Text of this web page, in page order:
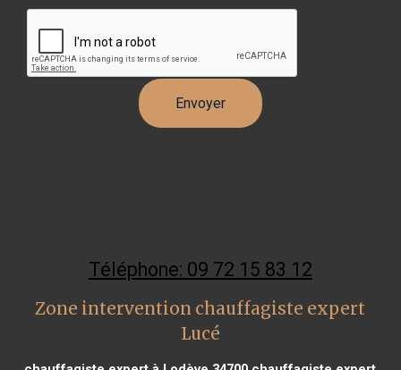
Téléphone: 09 72 15 83 12
Zone intervention chauffagiste expert
Lucé